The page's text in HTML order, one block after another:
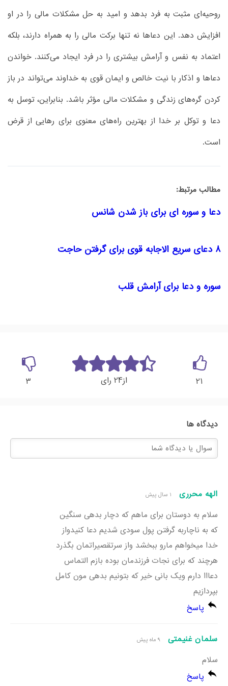
روحیه‌ای مثبت به فرد بدهد و امید به حل مشکلات مالی را در او
افزایش دهد. این دعاها نه تنها برکت مالی را به همراه دارند، بلکه
اعتماد به نفس و آرامش بیشتری را در فرد ایجاد می‌کنند. خواندن
دعاها و اذکار با نیت خالص و ایمان قوی به خداوند می‌تواند در باز
کردن گره‌های زندگی و مشکلات مالی مؤثر باشد. بنابراین، توسل به
دعا و توکل بر خدا از بهترین راه‌های معنوی برای رهایی از قرض
است.
مطالب مرتبط:
دعا و سوره ای برای باز شدن شانس
8 دعای سریع الاجابه قوی برای گرفتن حاجت
سوره و دعا برای آرامش قلب
از24 رای 21
3
دیدگاه ها
الهه محرری 1 سال پیش
سلام به دوستان برای ماهم که دچار بدهی سنگین
که به ناچاربه گرفتن پول سودی شدیم دعا کنیدواز
خدا میخواهم مارو ببخشد واز سرتقصیراتمان بگذرد
هرچند که برای نجات فرزندمان بوده بازم التماس
دعااا دارم ویک بانی خیر که بتونیم بدهی مون کامل
بپردازیم
پاسخ
سلمان غنیمتی 9 ماه پیش
سلام
پاسخ